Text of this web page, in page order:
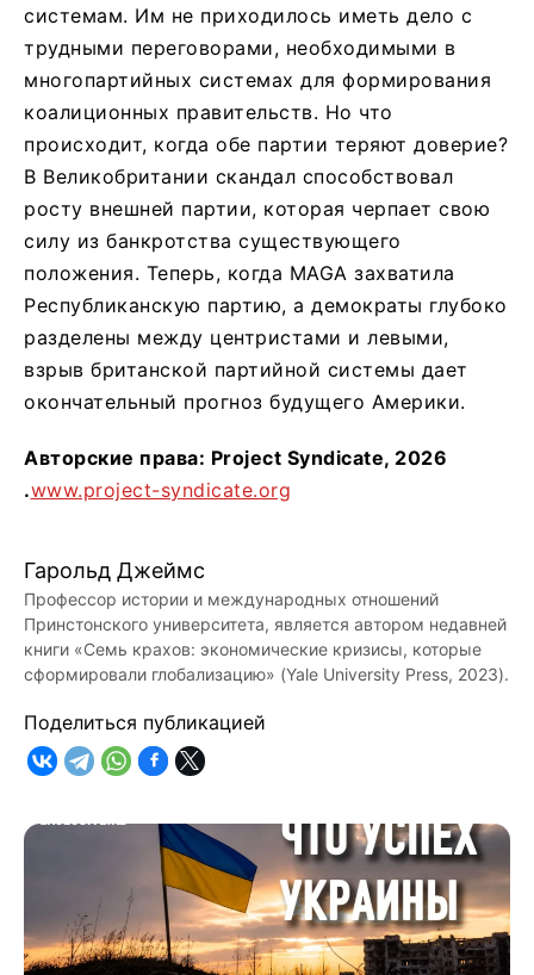
системам. Им не приходилось иметь дело с
трудными переговорами, необходимыми в
многопартийных системах для формирования
коалиционных правительств. Но что
происходит, когда обе партии теряют доверие?
В Великобритании скандал способствовал
росту внешней партии, которая черпает свою
силу из банкротства существующего
положения. Теперь, когда MAGA захватила
Республиканскую партию, а демократы глубоко
разделены между центристами и левыми,
взрыв британской партийной системы дает
окончательный прогноз будущего Америки.
Авторские права: Project Syndicate, 2026
.www.project-syndicate.org
Гарольд Джеймс
Профессор истории и международных отношений
Принстонского университета, является автором недавней
книги «Семь крахов: экономические кризисы, которые
сформировали глобализацию» (Yale University Press, 2023).
Поделиться публикацией